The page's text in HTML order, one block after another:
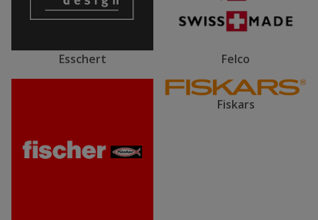
Esschert Felco
Fiskars